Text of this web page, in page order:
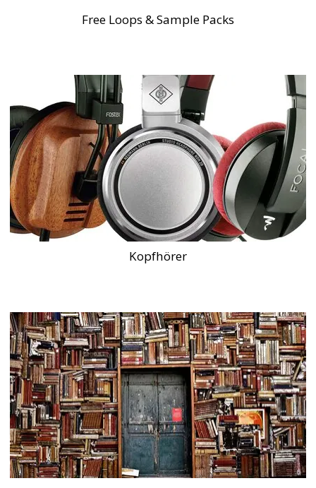
Free Loops & Sample Packs
Kopfhörer